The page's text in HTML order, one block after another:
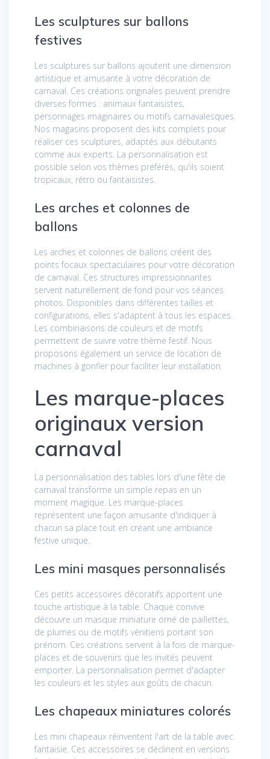
Les sculptures sur ballons
festives
Les sculptures sur ballons ajoutent une dimension
artistique et amusante à votre décoration de
carnaval. Ces créations originales peuvent prendre
diverses formes : animaux fantaisistes,
personnages imaginaires ou motifs carnavalesques.
Nos magasins proposent des kits complets pour
réaliser ces sculptures, adaptés aux débutants
comme aux experts. La personnalisation est
possible selon vos thèmes préférés, qu'ils soient
tropicaux, rétro ou fantaisistes.
Les arches et colonnes de
ballons
Les arches et colonnes de ballons créent des
points focaux spectaculaires pour votre décoration
de carnaval. Ces structures impressionnantes
servent naturellement de fond pour vos séances
photos. Disponibles dans différentes tailles et
configurations, elles s'adaptent à tous les espaces.
Les combinaisons de couleurs et de motifs
permettent de suivre votre thème festif. Nous
proposons également un service de location de
machines à gonfler pour faciliter leur installation.
Les marque-places
originaux version
carnaval
La personnalisation des tables lors d'une fête de
carnaval transforme un simple repas en un
moment magique. Les marque-places
représentent une façon amusante d'indiquer à
chacun sa place tout en créant une ambiance
festive unique.
Les mini masques personnalisés
Ces petits accessoires décoratifs apportent une
touche artistique à la table. Chaque convive
découvre un masque miniature orné de paillettes,
de plumes ou de motifs vénitiens portant son
prénom. Ces créations servent à la fois de marque-
places et de souvenirs que les invités peuvent
emporter. La personnalisation permet d'adapter
les couleurs et les styles aux goûts de chacun.
Les chapeaux miniatures colorés
Les mini chapeaux réinventent l'art de la table avec
fantaisie. Ces accessoires se déclinent en versions